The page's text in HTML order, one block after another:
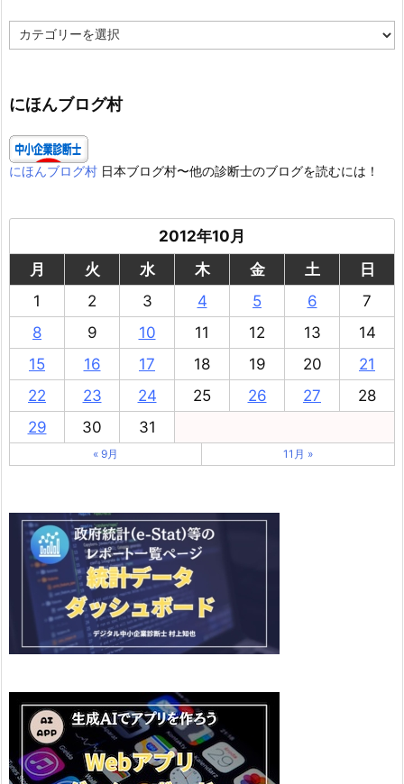
テ
ー
にほんブログ村
にほんブログ村 日本ブログ村〜他の診断士のブログを読むには！
2012年10月
月
火 水 木 金 土
日
1
2 3 4 5 6
7
8
9 10 11 12 13
14
15
16 17 18 19 20
21
22
23 24 25 26 27
28
29
30 31
« 9月 11月 »